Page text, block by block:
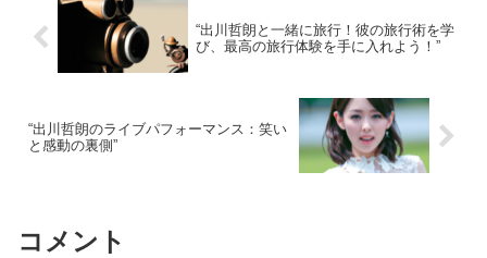
“出川哲朗と一緒に旅行！彼の旅行術を学
び、最高の旅行体験を手に入れよう！”
“出川哲朗のライブパフォーマンス：笑い
と感動の裏側”
コメント